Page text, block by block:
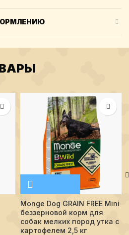
Эдалт Индейка 2 кг.
Monge Dog GRAIN FREE Mini
беззерновой корм для
собак мелких пород утка с
картофелем 2,5 кг